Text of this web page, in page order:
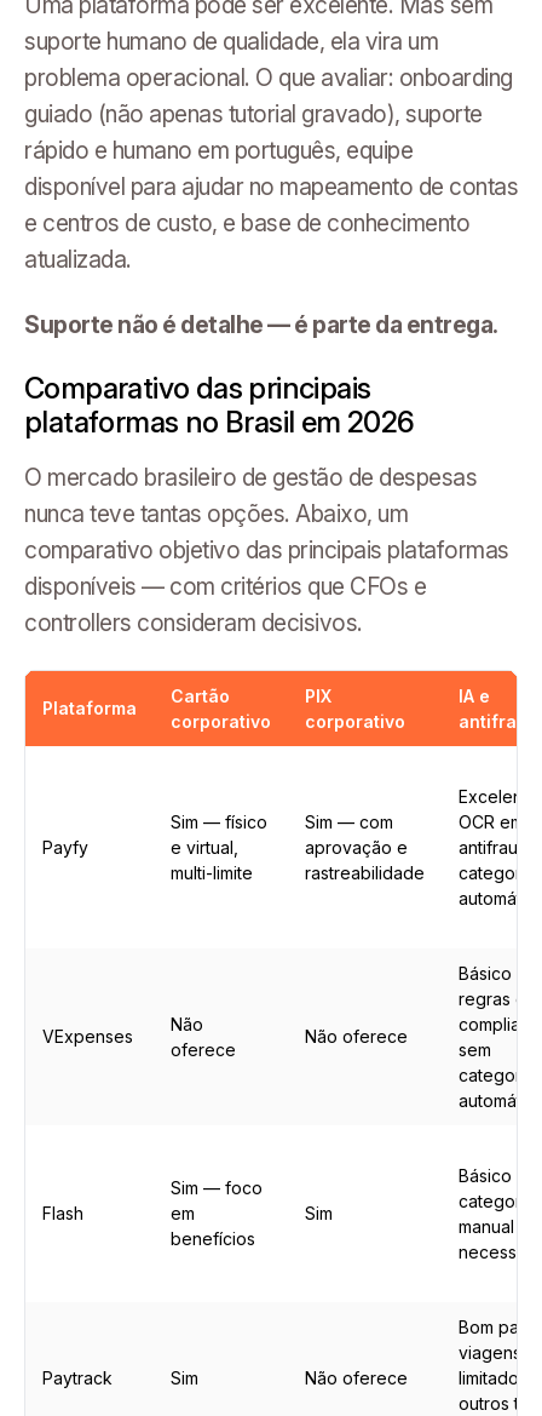
suporte humano de qualidade, ela vira um
problema operacional. O que avaliar: onboarding
guiado (não apenas tutorial gravado), suporte
rápido e humano em português, equipe
disponível para ajudar no mapeamento de contas
e centros de custo, e base de conhecimento
atualizada.
Suporte não é detalhe — é parte da entrega.
Comparativo das principais
plataformas no Brasil em 2026
O mercado brasileiro de gestão de despesas
nunca teve tantas opções. Abaixo, um
comparativo objetivo das principais plataformas
disponíveis — com critérios que CFOs e
controllers consideram decisivos.
Plataforma
Cartão
corporativo
PIX
corporativo
IA e
Payfy
Sim — físico
e virtual,
multi-limite
Sim — com
aprovação e
rastreabilidade
OCR em
VExpenses
Não
oferece
Não oferece
Básico —
regras de
sem
Flash
Sim — foco
em
benefícios
Sim
Básico —
manual
Paytrack Sim Não oferece
Bom para
viagens —
limitado
outros